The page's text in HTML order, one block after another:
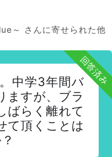
～ さんに寄せられた他
回答済み
中学3年間バ
ますが、ブラ
ばらく離れて
て頂くことは